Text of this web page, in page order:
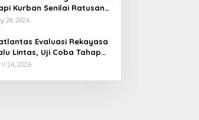
Kurban Senilai Ratusan
Rupiah, Begini
28, 2026
Evaluasi Rekayasa
Lintas, Uji Coba Tahap
Car Free Day Palembang
24, 2026